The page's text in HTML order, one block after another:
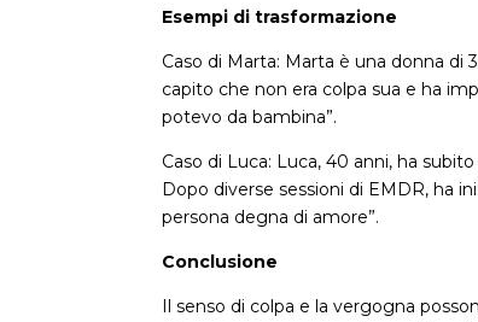
Esempi di trasformazione
Caso di Marta: Marta è una donna di
capito che non era colpa sua e ha
potevo da bambina”.
Caso di Luca: Luca, 40 anni, ha
Dopo diverse sessioni di EMDR, ha
persona degna di amore”.
Conclusione
Il senso di colpa e la vergogna